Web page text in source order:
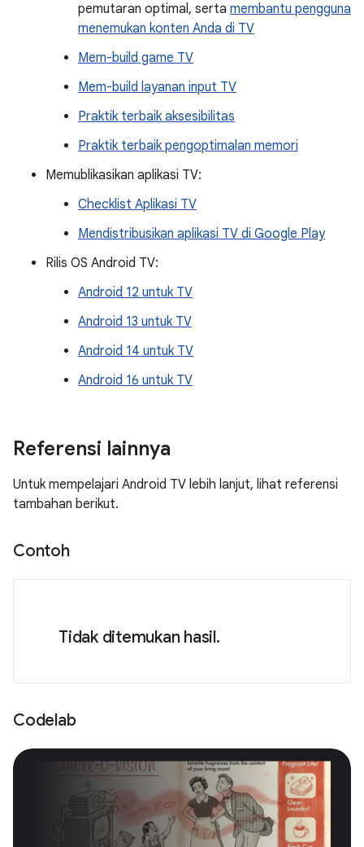
pemutaran optimal, serta membantu pengguna
menemukan konten Anda di TV
Mem-build game TV
Mem-build layanan input TV
Praktik terbaik aksesibilitas
Praktik terbaik pengoptimalan memori
Memublikasikan aplikasi TV:
Checklist Aplikasi TV
Mendistribusikan aplikasi TV di Google Play
Rilis OS Android TV:
Android 12 untuk TV
Android 13 untuk TV
Android 14 untuk TV
Android 16 untuk TV
Referensi lainnya
Untuk mempelajari Android TV lebih lanjut, lihat referensi
tambahan berikut.
Contoh
Tidak ditemukan hasil.
Codelab